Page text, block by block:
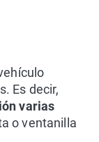
Es decir,
varias
o ventanilla